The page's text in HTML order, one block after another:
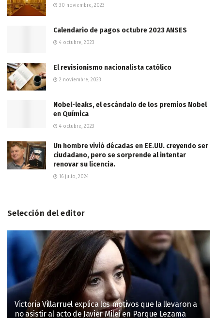
30 noviembre, 2023
Calendario de pagos octubre 2023 ANSES
4 octubre, 2023
El revisionismo nacionalista católico
2 noviembre, 2023
Nobel-leaks, el escándalo de los premios Nobel
en Química
4 octubre, 2023
Un hombre vivió décadas en EE.UU. creyendo ser
ciudadano, pero se sorprende al intentar
renovar su licencia.
16 julio, 2024
Selección del editor
Victoria Villarruel explica los motivos que la llevaron a
no asistir al acto de Javier Milei en Parque Lezama